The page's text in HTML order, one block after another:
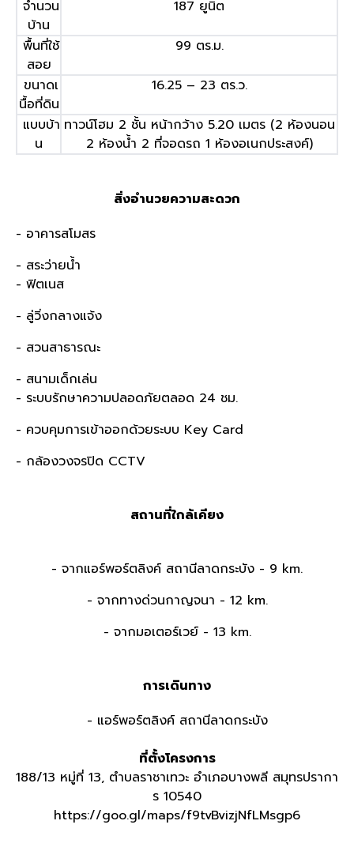
จำนวน
บ้าน
187 ยูนิต
พื้นที่ใช้
สอย
99 ตร.ม.
ขนาดเ
นื้อที่ดิน
16.25 – 23 ตร.ว.
แบบบ้า
น
ทาวน์โฮม 2 ชั้น หน้ากว้าง5.20 เมตร(2 ห้องนอน
2 ห้องน้ำ 2 ที่จอดรถ 1 ห้องอเนกประสงค์)
สิ่งอำนวยความสะดวก
- อาคารสโมสร
- สระว่ายน้ำ
- ฟิตเนส
- ลู่วิ่งกลางแจ้ง
- สวนสาธารณะ
- สนามเด็กเล่น
- ระบบรักษาความปลอดภัยตลอด 24 ชม.
- ควบคุมการเข้าออกด้วยระบบ Key Card
- กล้องวงจรปิด CCTV
สถานที่ใกล้เคียง
- จากแอร์พอร์ตลิงค์ สถานีลาดกระบัง - 9 km.
- จากทางด่วนกาญจนา - 12 km.
- จากมอเตอร์เวย์ - 13 km.
การเดินทาง
- แอร์พอร์ตลิงค์ สถานีลาดกระบัง
ที่ตั้งโครงการ
188/13 หมู่ที่ 13, ตำบลราชาเทวะ อำเภอบางพลี สมุทรปรากา
ร 10540
https://goo.gl/maps/f9tvBvizjNfLMsgp6